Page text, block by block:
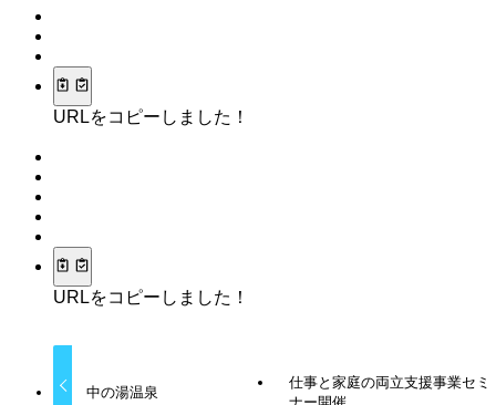
URLをコピーしました！
URLをコピーしました！
中の湯温泉
仕事と家庭の両立支援事業セミ